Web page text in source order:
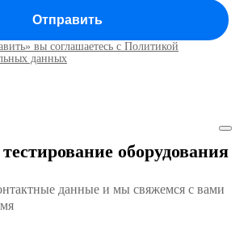
доступа MES1428
доступа01
доступа MES1428
доступа MES1428
Отправить
вы соглашаетесь с Политикой
данных
оборудования
данные и мы свяжемся с вами